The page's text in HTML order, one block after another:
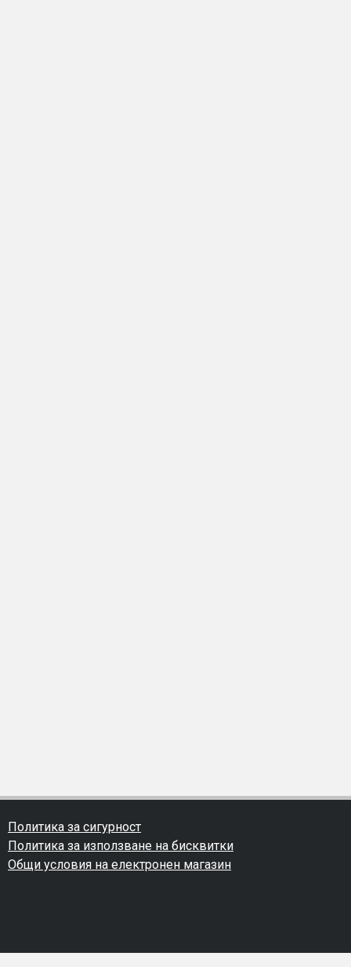
Политика за сигурност
Политика за използване на бисквитки
Общи условия на електронен магазин